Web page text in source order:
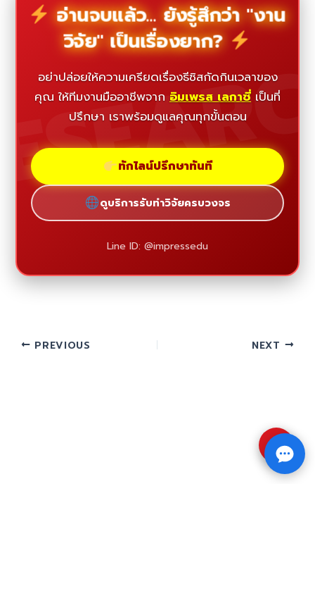
อ่านจบแล้ว... ยังรู้สึกว่า "งาน
วิจัย" เป็นเรื่องยาก?
อย่าปล่อยให้ความเครียดเรื่องธีซิสกัดกินเวลาของ
คุณ ให้ทีมงานมืออาชีพจาก อิมเพรส เลกาซี่ เป็นที่
ปรึกษา เราพร้อมดูแลคุณทุกขั้นตอน
ทักไลน์ปรึกษาทันที
ดูบริการรับทำวิจัยครบวงจร
Line ID: @impressedu
PREVIOUS NEXT
⇧